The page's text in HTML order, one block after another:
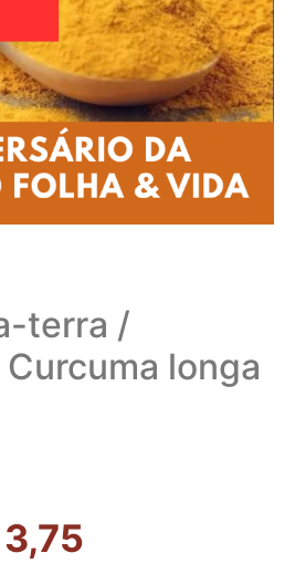
terra /
longa